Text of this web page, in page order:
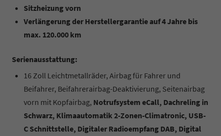
Sitzheizung vorn
Verlängerung der Herstellergarantie auf 4 Jahre bis
max. 120.000 km
Serienausstattung:
16 Zoll Leichtmetallräder, Airbag für Fahrer und
Beifahrer, Beifahrerairbag-Deaktivierung, Seitenairbag
vorn mit Kopfairbag, Notrufsystem eCall, Dachreling in
Schwarz, Klimaautomatik 2-Zonen-Climatronic, USB-
C Schnittstelle, Digitaler Radioempfang DAB, Digital